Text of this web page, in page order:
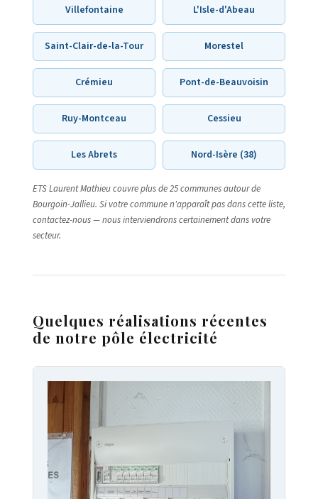
Villefontaine L'Isle-d'Abeau
Saint-Clair-de-la-Tour Morestel
Crémieu Pont-de-Beauvoisin
Ruy-Montceau Cessieu
Les Abrets Nord-Isère (38)
ETS Laurent Mathieu couvre plus de 25 communes autour de
Bourgoin-Jallieu. Si votre commune n'apparaît pas dans cette liste,
contactez-nous — nous interviendrons certainement dans votre
secteur.
Quelques réalisations récentes
de notre pôle électricité